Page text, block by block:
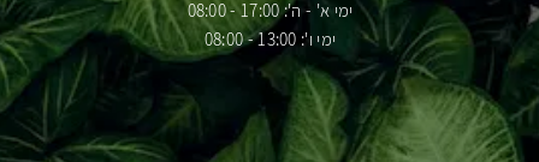
ימי א' - ה': 17:00 - 08:00
ימי ו': 13:00 - 08:00